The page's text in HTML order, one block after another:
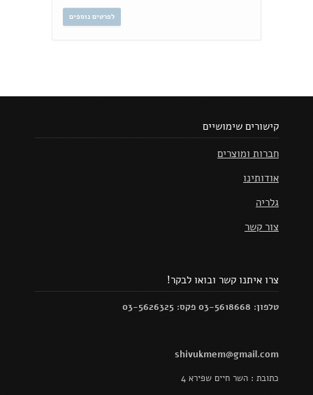
לפרטים נוספים
קישורים שימושיים
חברות ומוצרים
אודותינו
גלריה
צור קשר
צרו איתנו קשר ובואו לבקר!
טלפון: 03-5618668 פקס: 03-5626325
shivukmem@gmail.com
כתובת : השר חיים שפירא 4